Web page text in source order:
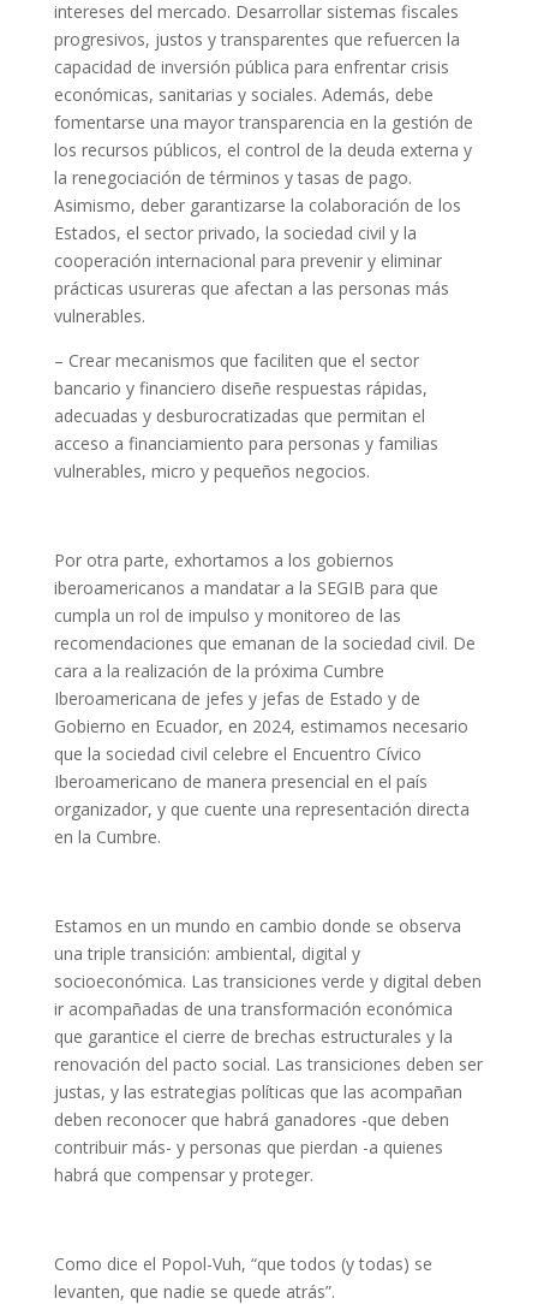
intereses del mercado. Desarrollar sistemas fiscales
progresivos, justos y transparentes que refuercen la
capacidad de inversión pública para enfrentar crisis
económicas, sanitarias y sociales. Además, debe
fomentarse una mayor transparencia en la gestión de
los recursos públicos, el control de la deuda externa y
la renegociación de términos y tasas de pago.
Asimismo, deber garantizarse la colaboración de los
Estados, el sector privado, la sociedad civil y la
cooperación internacional para prevenir y eliminar
prácticas usureras que afectan a las personas más
vulnerables.
– Crear mecanismos que faciliten que el sector
bancario y financiero diseñe respuestas rápidas,
adecuadas y desburocratizadas que permitan el
acceso a financiamiento para personas y familias
vulnerables, micro y pequeños negocios.
Por otra parte, exhortamos a los gobiernos
iberoamericanos a mandatar a la SEGIB para que
cumpla un rol de impulso y monitoreo de las
recomendaciones que emanan de la sociedad civil. De
cara a la realización de la próxima Cumbre
Iberoamericana de jefes y jefas de Estado y de
Gobierno en Ecuador, en 2024, estimamos necesario
que la sociedad civil celebre el Encuentro Cívico
Iberoamericano de manera presencial en el país
organizador, y que cuente una representación directa
en la Cumbre.
Estamos en un mundo en cambio donde se observa
una triple transición: ambiental, digital y
socioeconómica. Las transiciones verde y digital deben
ir acompañadas de una transformación económica
que garantice el cierre de brechas estructurales y la
renovación del pacto social. Las transiciones deben ser
justas, y las estrategias políticas que las acompañan
deben reconocer que habrá ganadores -que deben
contribuir más- y personas que pierdan -a quienes
habrá que compensar y proteger.
Como dice el Popol-Vuh, “que todos (y todas) se
levanten, que nadie se quede atrás”.